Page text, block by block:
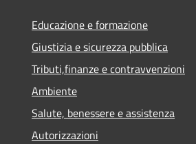
Educazione e formazione
Giustizia e sicurezza pubblica
Tributi,finanze e contravvenzioni
Ambiente
Salute, benessere e assistenza
Autorizzazioni